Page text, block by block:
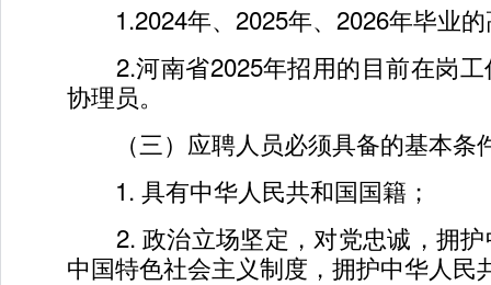
1.2024年、2025年、2026年毕业的
2.河南省2025年招用的目前在岗工
协理员。
（三）应聘人员必须具备的基本条
1. 具有中华人民共和国国籍；
2. 政治立场坚定，对党忠诚，拥护
中国特色社会主义制度，拥护中华人民